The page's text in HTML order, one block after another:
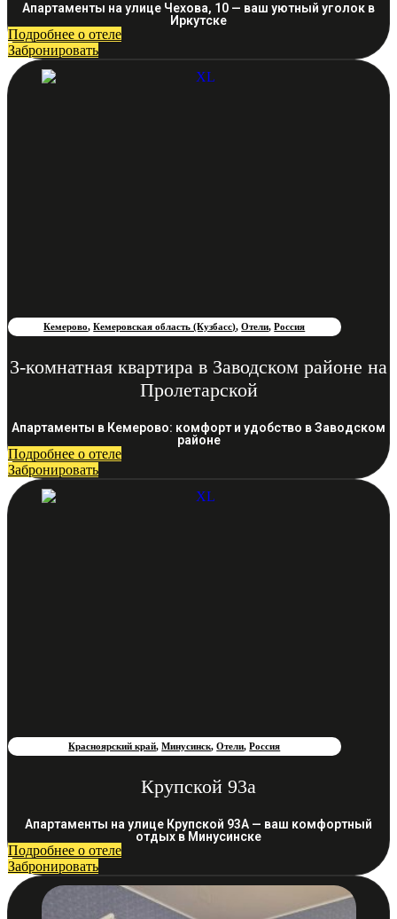
Апартаменты на улице Чехова, 10 — ваш уютный уголок в
Иркутске
Подробнее о отеле
Забронировать
Кемерово,Кемеровская область (Кузбасс),Отели,Россия
3-комнатная квартира в Заводском районе на
Пролетарской
Апартаменты в Кемерово: комфорт и удобство в Заводском
районе
Подробнее о отеле
Забронировать
Красноярский край,Минусинск,Отели,Россия
Крупской 93а
Апартаменты на улице Крупской 93А — ваш комфортный
отдых в Минусинске
Подробнее о отеле
Забронировать